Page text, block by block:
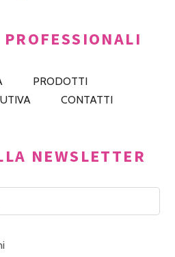
PRODOTTI
CONTATTI
NEWSLETTER